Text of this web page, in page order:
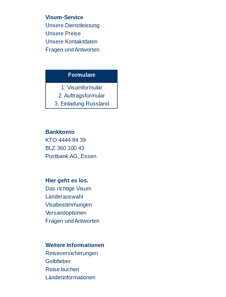
Visum-Service
Unsere Dienstleistung
Unsere Preise
Unsere Kontaktdaten
Fragen und Antworten
Formulare
1. Visumformular
2. Auftragsformular
3. Einladung Russland
Bankkonto
KTO 4444 84 39
BLZ 360 100 43
Postbank AG, Essen
Hier geht es los.
Das richtige Visum
Länderauswahl
Visabestimmungen
Versandoptionen
Fragen und Antworten
Weitere Informationen
Reiseversicherungen
Gelbfieber
Reise buchen
Länderinformationen